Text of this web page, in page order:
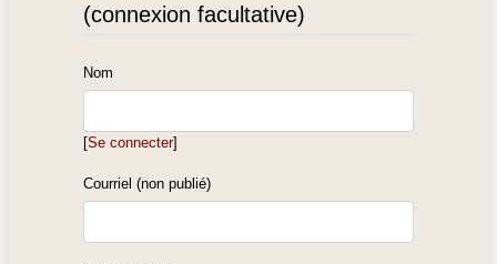
(connexion facultative)
Nom
[Se connecter]
Courriel (non publié)